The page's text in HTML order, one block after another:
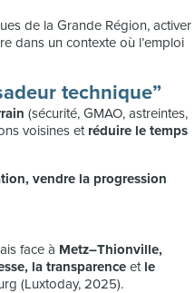
de la Grande Région, activer
dans un contexte où l’emploi
technique”
(sécurité, GMAO, astreintes,
voisines et réduire le temps
vendre la progression
face à Metz–Thionville,
la transparence etle
(Luxtoday, 2025).